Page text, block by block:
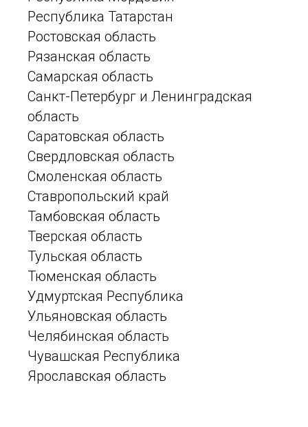
Республика Татарстан
Ростовская область
Рязанская область
Самарская область
Санкт-Петербург и Ленинградская
область
Саратовская область
Свердловская область
Смоленская область
Ставропольский край
Тамбовская область
Тверская область
Тульская область
Тюменская область
Удмуртская Республика
Ульяновская область
Челябинская область
Чувашская Республика
Ярославская область